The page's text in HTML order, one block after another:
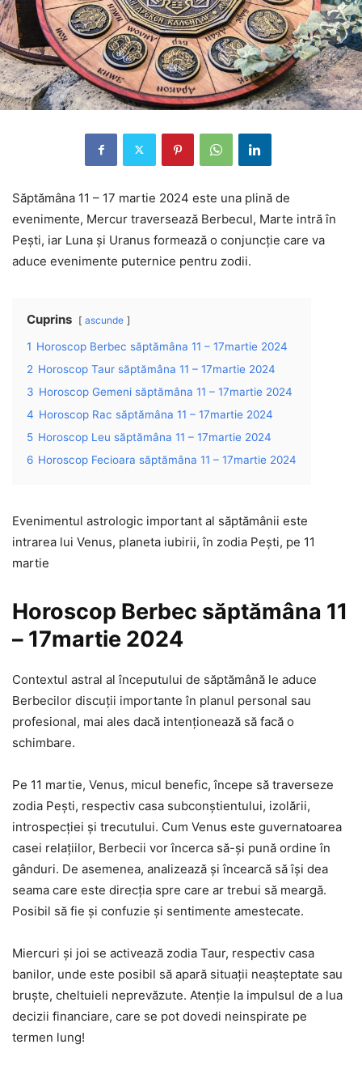
Săptămâna 11 – 17 martie 2024 este una plină de
evenimente, Mercur traversează Berbecul, Marte intră în
Pești, iar Luna și Uranus formează o conjuncție care va
aduce evenimente puternice pentru zodii.
Cuprins ascunde
1 Horoscop Berbec săptămâna 11 – 17martie 2024
2 Horoscop Taur săptămâna 11 – 17martie 2024
3 Horoscop Gemeni săptămâna 11 – 17martie 2024
4 Horoscop Rac săptămâna 11 – 17martie 2024
5 Horoscop Leu săptămâna 11 – 17martie 2024
6 Horoscop Fecioara săptămâna 11 – 17martie 2024
Evenimentul astrologic important al săptămânii este
intrarea lui Venus, planeta iubirii, în zodia Pești, pe 11
martie
Horoscop Berbec săptămâna 11
– 17martie 2024
Contextul astral al începutului de săptămână le aduce
Berbecilor discuții importante în planul personal sau
profesional, mai ales dacă intenționează să facă o
schimbare.
Pe 11 martie, Venus, micul benefic, începe să traverseze
zodia Pești, respectiv casa subconștientului, izolării,
introspecției și trecutului. Cum Venus este guvernatoarea
casei relațiilor, Berbecii vor încerca să-și pună ordine în
gânduri. De asemenea, analizează și încearcă să își dea
seama care este direcția spre care ar trebui să meargă.
Posibil să fie și confuzie și sentimente amestecate.
Miercuri și joi se activează zodia Taur, respectiv casa
banilor, unde este posibil să apară situații neașteptate sau
bruște, cheltuieli neprevăzute. Atenție la impulsul de a lua
decizii financiare, care se pot dovedi neinspirate pe
termen lung!